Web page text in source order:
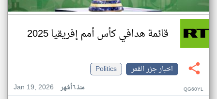
قائمة هدافي كأس أمم إفريقيا 2025
اخبار جزر القمر
Politics
Jan 19, 2026
منذ ٦ أشهر QG60YL